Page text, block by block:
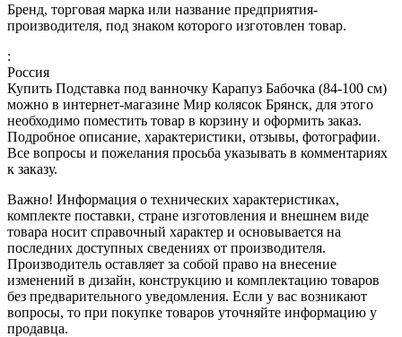
Бренд, торговая марка или название предприятия-
производителя, под знаком которого изготовлен товар.
:
Россия
Купить Подставка под ванночку Карапуз Бабочка (84-100 см)
можно в интернет-магазине Мир колясок Брянск, для этого
необходимо поместить товар в корзину и оформить заказ.
Подробное описание, характеристики, отзывы, фотографии.
Все вопросы и пожелания просьба указывать в комментариях
к заказу.
Важно! Информация о технических характеристиках,
комплекте поставки, стране изготовления и внешнем виде
товара носит справочный характер и основывается на
последних доступных сведениях от производителя.
Производитель оставляет за собой право на внесение
изменений в дизайн, конструкцию и комплектацию товаров
без предварительного уведомления. Если у вас возникают
вопросы, то при покупке товаров уточняйте информацию у
продавца.